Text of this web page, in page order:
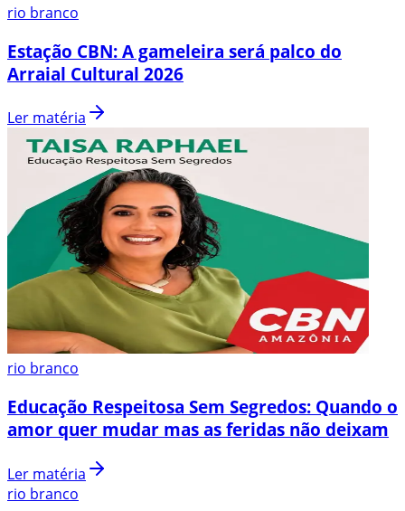
rio branco
Estação CBN: A gameleira será palco do
Arraial Cultural 2026
Ler matéria
rio branco
Educação Respeitosa Sem Segredos: Quando o
amor quer mudar mas as feridas não deixam
Ler matéria
rio branco